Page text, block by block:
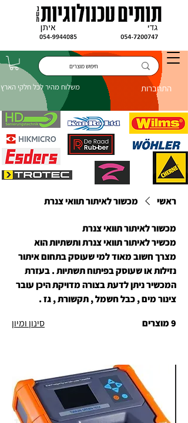
משלוח מהיר לכל חלקי הארץ התחברות
ראשי מכשור לאיתור תוואי צנרת
מכשור לאיתור תוואי צנרת
מכשיר לאיתור תוואי צנרת ותשתיות הוא
מצרך חשוב מאוד למי שעוסק בתחום איתור
נזילות או שעוסק בפיתוח תשתיות . בעזרת
המכשיר ניתן לדעת בצורה מדויקת היכן עובר
צינור מים , כבל חשמל , תקשורת , גז .
9 מוצרים
סינון ומיון